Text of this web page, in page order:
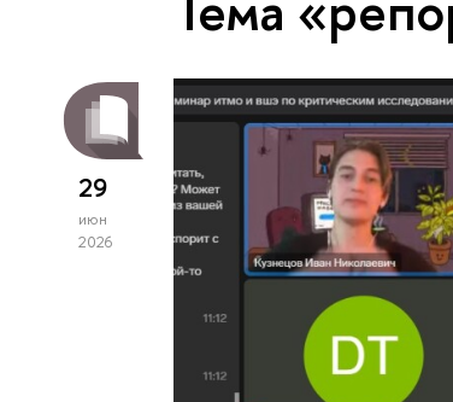
29
июн
2026